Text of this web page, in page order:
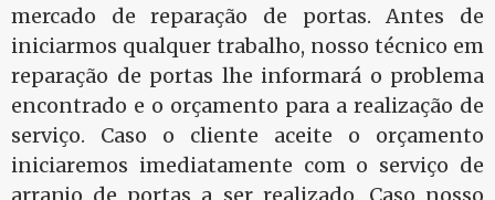
mercado de reparação de portas. Antes de
iniciarmos qualquer trabalho, nosso técnico em
reparação de portas lhe informará o problema
encontrado e o orçamento para a realização de
serviço. Caso o cliente aceite o orçamento
iniciaremos imediatamente com o serviço de